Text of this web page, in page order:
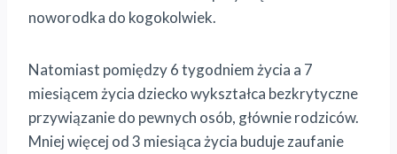
noworodka do kogokolwiek.
Natomiast pomiędzy 6 tygodniem życia a 7
miesiącem życia dziecko wykształca bezkrytyczne
przywiązanie do pewnych osób, głównie rodziców.
Mniej więcej od 3 miesiąca życia buduje zaufanie